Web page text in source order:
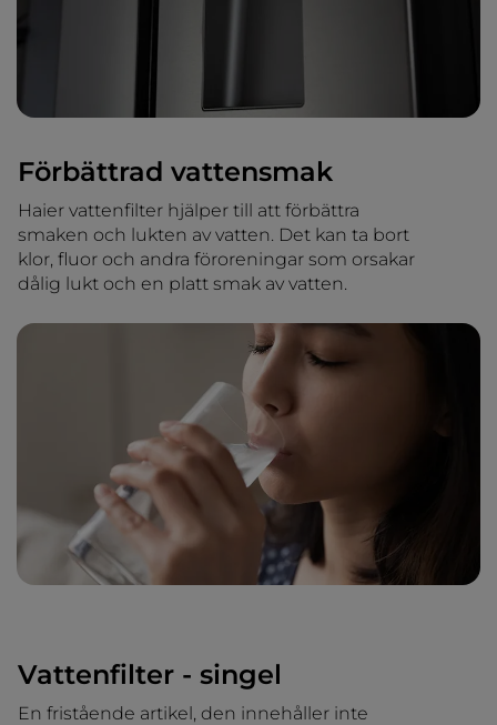
Förbättrad vattensmak
Haier vattenfilter hjälper till att förbättra
smaken och lukten av vatten. Det kan ta bort
klor, fluor och andra föroreningar som orsakar
dålig lukt och en platt smak av vatten.
Vattenfilter - singel
En fristående artikel, den innehåller inte